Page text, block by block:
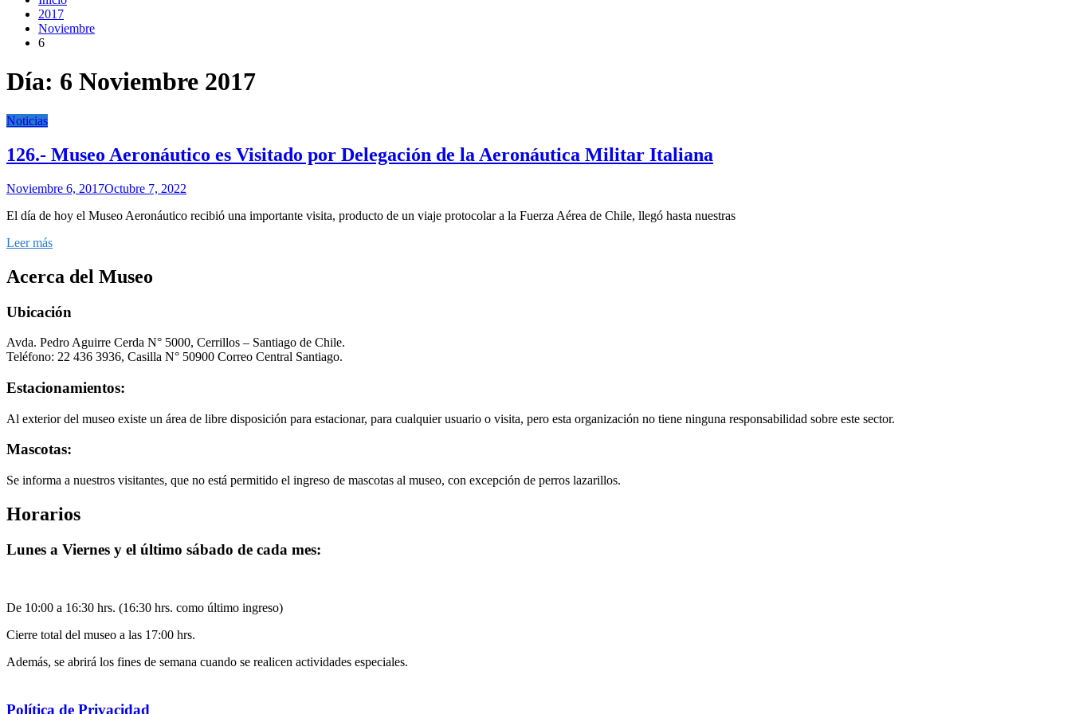
2017
Noviembre
6
Día: 6 Noviembre 2017
Noticias
126.- Museo Aeronáutico es Visitado por Delegación de la Aeronáutica Militar Italiana
Noviembre 6, 2017Octubre 7, 2022
El día de hoy el Museo Aeronáutico recibió una importante visita, producto de un viaje protocolar a la Fuerza Aérea de Chile, llegó hasta nuestras
Leer más
Acerca del Museo
Ubicación
Avda. Pedro Aguirre Cerda N° 5000, Cerrillos – Santiago de Chile.
Teléfono: 22 436 3936, Casilla N° 50900 Correo Central Santiago.
Estacionamientos:
Al exterior del museo existe un área de libre disposición para estacionar, para cualquier usuario o visita, pero esta organización no tiene ninguna responsabilidad sobre este sector.
Mascotas:
Se informa a nuestros visitantes, que no está permitido el ingreso de mascotas al museo, con excepción de perros lazarillos.
Horarios
Lunes a Viernes y el último sábado de cada mes:
De 10:00 a 16:30 hrs. (16:30 hrs. como último ingreso)
Cierre total del museo a las 17:00 hrs.
Además, se abrirá los fines de semana cuando se realicen actividades especiales.
Política de Privacidad